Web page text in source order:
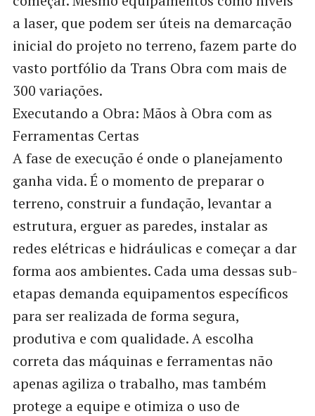
a laser, que podem ser úteis na demarcação
inicial do projeto no terreno, fazem parte do
vasto portfólio da Trans Obra com mais de
300 variações.
Executando a Obra: Mãos à Obra com as
Ferramentas Certas
A fase de execução é onde o planejamento
ganha vida. É o momento de preparar o
terreno, construir a fundação, levantar a
estrutura, erguer as paredes, instalar as
redes elétricas e hidráulicas e começar a dar
forma aos ambientes. Cada uma dessas sub-
etapas demanda equipamentos específicos
para ser realizada de forma segura,
produtiva e com qualidade. A escolha
correta das máquinas e ferramentas não
apenas agiliza o trabalho, mas também
protege a equipe e otimiza o uso de